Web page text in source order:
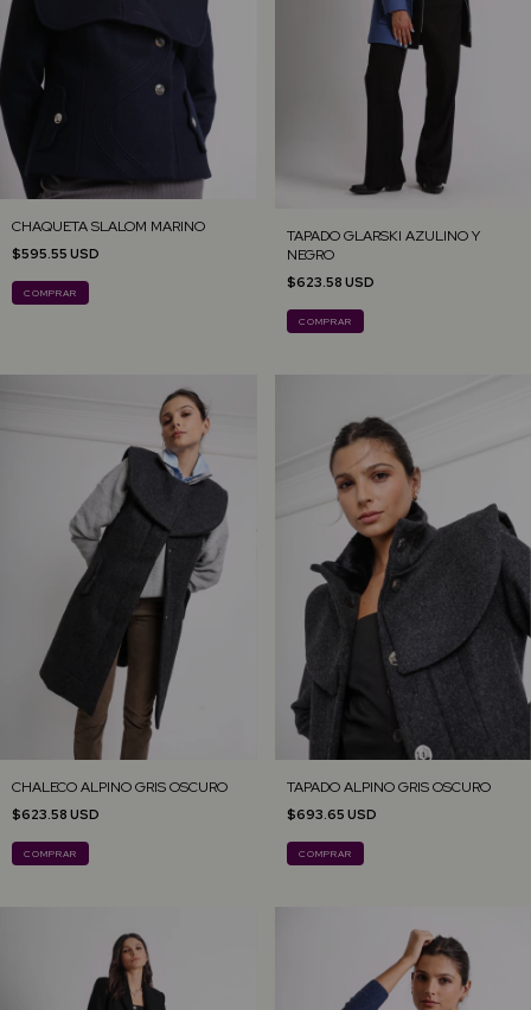
CHAQUETA SLALOM MARINO
$595.55 USD
COMPRAR
TAPADO GLARSKI AZULINO Y
NEGRO
$623.58 USD
COMPRAR
CHALECO ALPINO GRIS OSCURO
$623.58 USD
COMPRAR
TAPADO ALPINO GRIS OSCURO
$693.65 USD
COMPRAR